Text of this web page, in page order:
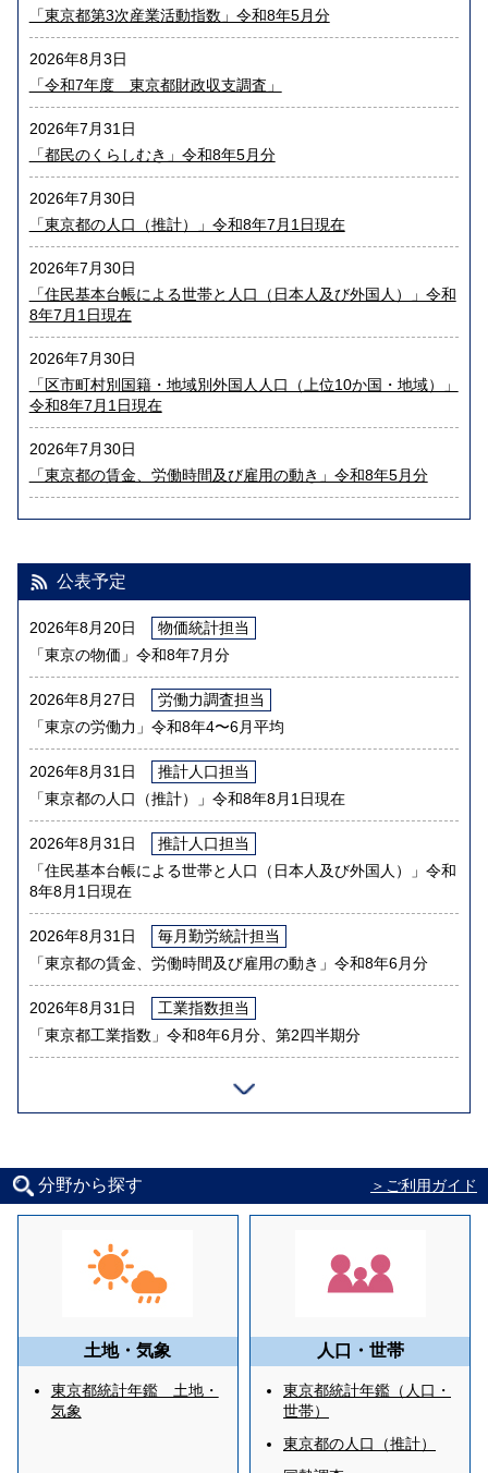
「東京都第3次産業活動指数」令和8年5月分
2026年8月3日
「令和7年度 東京都財政収支調査」
2026年7月31日
「都民のくらしむき」令和8年5月分
2026年7月30日
「東京都の人口（推計）」令和8年7月1日現在
2026年7月30日
「住民基本台帳による世帯と人口（日本人及び外国人）」令和
8年7月1日現在
2026年7月30日
「区市町村別国籍・地域別外国人人口（上位10か国・地域）」
令和8年7月1日現在
2026年7月30日
「東京都の賃金、労働時間及び雇用の動き」令和8年5月分
2026年7月30日
2026年7月21日
「東京の物価」令和8年6月分
2026年7月7日
公表予定
2026年8月20日
物価統計担当
「東京の物価」令和8年7月分
2026年8月27日
労働力調査担当
「東京の労働力」令和8年4〜6月平均
2026年8月31日
推計人口担当
「東京都の人口（推計）」令和8年8月1日現在
2026年8月31日
推計人口担当
「住民基本台帳による世帯と人口（日本人及び外国人）」令和
8年8月1日現在
2026年8月31日
毎月勤労統計担当
「東京都の賃金、労働時間及び雇用の動き」令和8年6月分
2026年8月31日
工業指数担当
「東京都工業指数」令和8年6月分、第2四半期分
分野から探す ＞ご利用ガイド
土地・気象
東京都統計年鑑 土地・
気象
人口・世帯
東京都統計年鑑（人口・
世帯）
東京都の人口（推計）